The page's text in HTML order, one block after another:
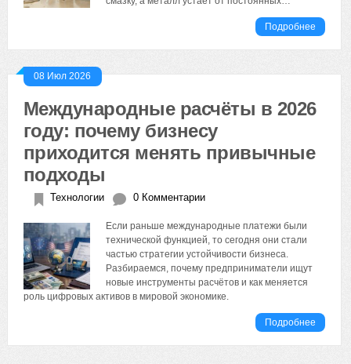
Подробнее
08 Июл 2026
Международные расчёты в 2026
году: почему бизнесу
приходится менять привычные
подходы
Технологии 0 Комментарии
Если раньше международные платежи были
технической функцией, то сегодня они стали
частью стратегии устойчивости бизнеса.
Разбираемся, почему предприниматели ищут
новые инструменты расчётов и как меняется
роль цифровых активов в мировой экономике.
Подробнее